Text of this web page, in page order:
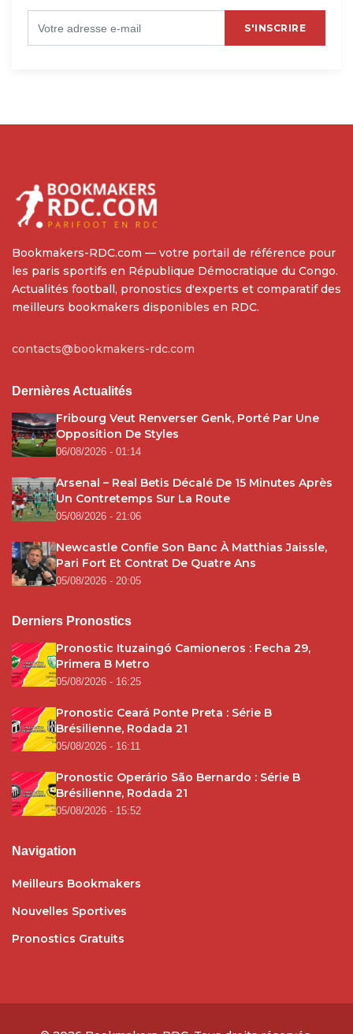
S'INSCRIRE
Bookmakers-RDC.com — votre portail de référence pour
les paris sportifs en République Démocratique du Congo.
Actualités football, pronostics d'experts et comparatif des
meilleurs bookmakers disponibles en RDC.
contacts@bookmakers-rdc.com
Dernières Actualités
Fribourg Veut Renverser Genk, Porté Par Une
Opposition De Styles
06/08/2026 - 01:14
Arsenal – Real Betis Décalé De 15 Minutes Après
Un Contretemps Sur La Route
05/08/2026 - 21:06
Newcastle Confie Son Banc À Matthias Jaissle,
Pari Fort Et Contrat De Quatre Ans
05/08/2026 - 20:05
Derniers Pronostics
Pronostic Ituzaingó Camioneros : Fecha 29,
Primera B Metro
05/08/2026 - 16:25
Pronostic Ceará Ponte Preta : Série B
Brésilienne, Rodada 21
05/08/2026 - 16:11
Pronostic Operário São Bernardo : Série B
Brésilienne, Rodada 21
05/08/2026 - 15:52
Navigation
Meilleurs Bookmakers
Nouvelles Sportives
Pronostics Gratuits